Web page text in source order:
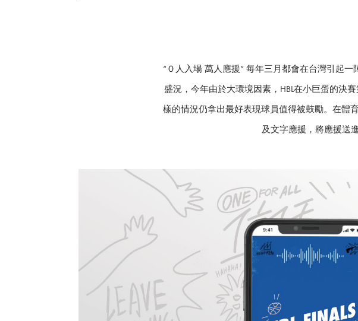
“０人入場 萬人應援” 每年三月都會在台灣引起
盛況，今年由於大環境因素，HBL在小巨蛋的決
樣的情況仍拿出最好表現球員值得被鼓勵。在體
及文字應援，將應援送